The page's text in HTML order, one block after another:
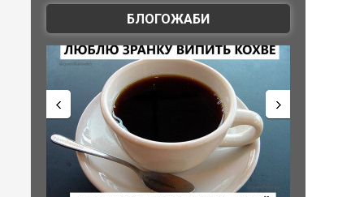
БЛОГОЖАБИ